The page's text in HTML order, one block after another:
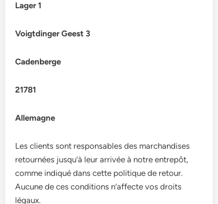
Lager 1
Voigtdinger Geest 3
Cadenberge
21781
Allemagne
Les clients sont responsables des marchandises
retournées jusqu’à leur arrivée à notre entrepôt,
comme indiqué dans cette politique de retour.
Aucune de ces conditions n’affecte vos droits
légaux.